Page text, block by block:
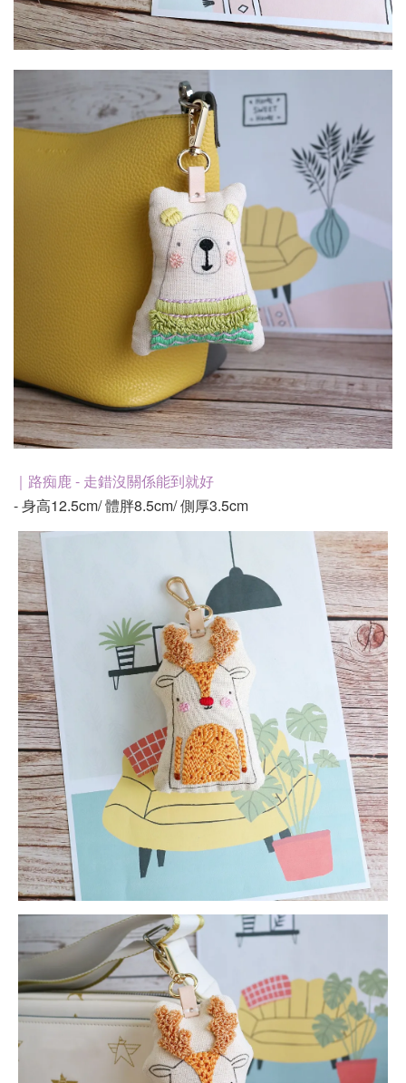
｜路痴鹿 - 走錯沒關係能到就好
- 身高12.5cm/ 體胖8.5cm/ 側厚3.5cm